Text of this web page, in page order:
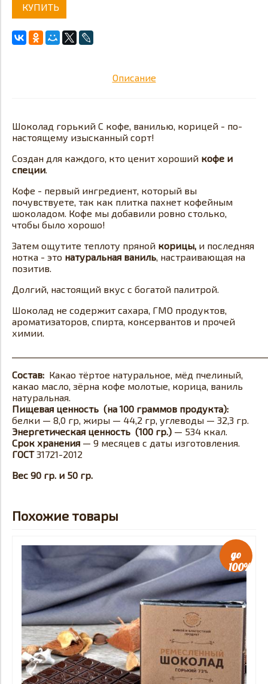
КУПИТЬ
Описание
Шоколад горький С кофе, ванилью, корицей - по-
настоящему изысканный сорт!
Создан для каждого, кто ценит хороший кофе и
специи.
Кофе - первый ингредиент, который вы
почувствуете, так как плитка пахнет кофейным
шоколадом. Кофе мы добавили ровно столько,
чтобы было хорошо!
Затем ощутите теплоту пряной корицы, и последняя
нотка - это натуральная ваниль, настраивающая на
позитив.
Долгий, настоящий вкус с богатой палитрой.
Шоколад не содержит сахара, ГМО продуктов,
ароматизаторов, спирта, консервантов и прочей
химии.
Состав: Какао тёртое натуральное, мёд пчелиный,
какао масло, зёрна кофе молотые, корица, ваниль
натуральная.
Пищевая ценность (на 100 граммов продукта):
белки — 8,0 гр, жиры — 44,2 гр, углеводы — 32,3 гр.
Энергетическая ценность (100 гр.) — 534 ккал.
Срок хранения — 9 месяцев с даты изготовления.
ГОСТ31721-2012
Вес 90 гр. и 50 гр.
Похожие товары
до
100%